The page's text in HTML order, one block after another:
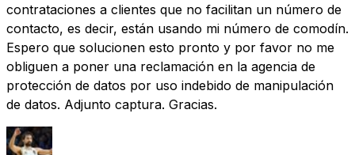
contrataciones a clientes que no facilitan un número de
contacto, es decir, están usando mi número de comodín.
Espero que solucionen esto pronto y por favor no me
obliguen a poner una reclamación en la agencia de
protección de datos por uso indebido de manipulación
de datos. Adjunto captura. Gracias.